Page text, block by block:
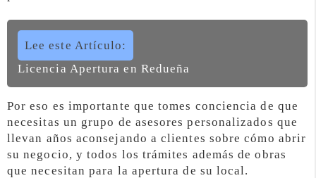
Lee este Artículo:
Licencia Apertura en Redueña
Por eso es importante que tomes conciencia de que
necesitas un grupo de asesores personalizados que
llevan años aconsejando a clientes sobre cómo abrir
su negocio, y todos los trámites además de obras
que necesitan para la apertura de su local.